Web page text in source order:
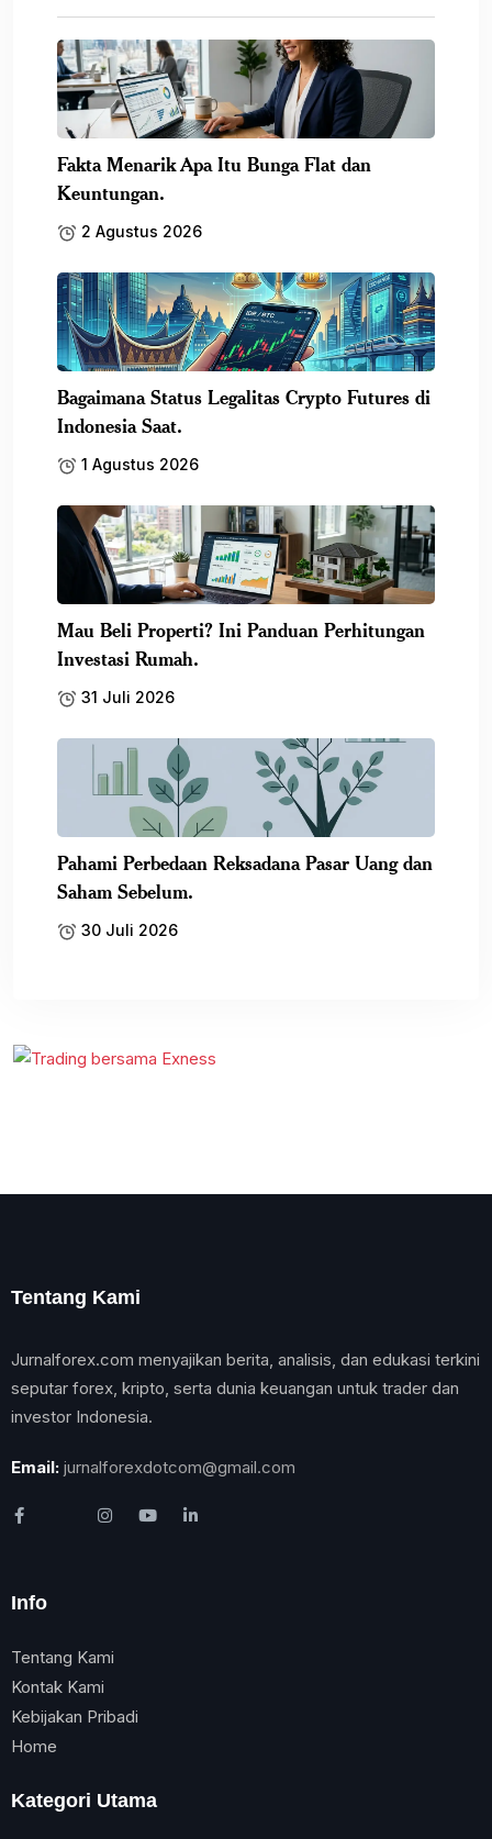
Fakta Menarik Apa Itu Bunga Flat dan
Keuntungan.
2 Agustus 2026
Bagaimana Status Legalitas Crypto Futures di
Indonesia Saat.
1 Agustus 2026
Mau Beli Properti? Ini Panduan Perhitungan
Investasi Rumah.
31 Juli 2026
Pahami Perbedaan Reksadana Pasar Uang dan
Saham Sebelum.
30 Juli 2026
Tentang Kami
Jurnalforex.com menyajikan berita, analisis, dan edukasi terkini
seputar forex, kripto, serta dunia keuangan untuk trader dan
investor Indonesia.
Email: jurnalforexdotcom@gmail.com
Info
Tentang Kami
Kontak Kami
Kebijakan Pribadi
Home
Kategori Utama